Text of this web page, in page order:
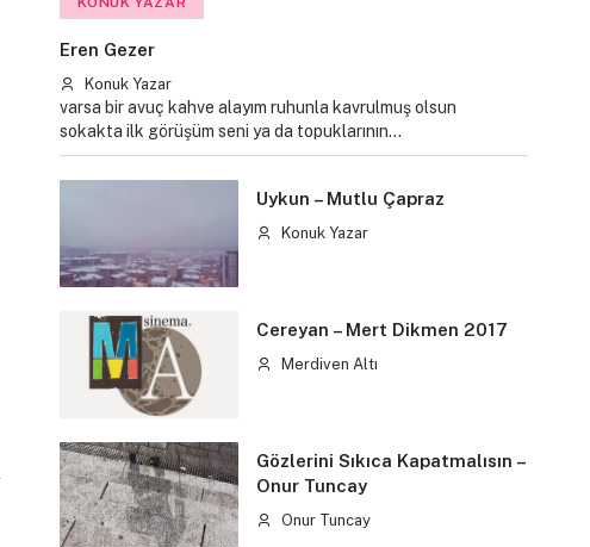
Eren Gezer
Konuk Yazar
varsa bir avuç kahve alayım ruhunla kavrulmuş olsun
sokakta ilk görüşüm seni ya da topuklarının…
Uykun – Mutlu Çapraz
Konuk Yazar
Cereyan – Mert Dikmen 2017
Merdiven Altı
Gözlerini Sıkıca Kapatmalısın –
Onur Tuncay
Onur Tuncay